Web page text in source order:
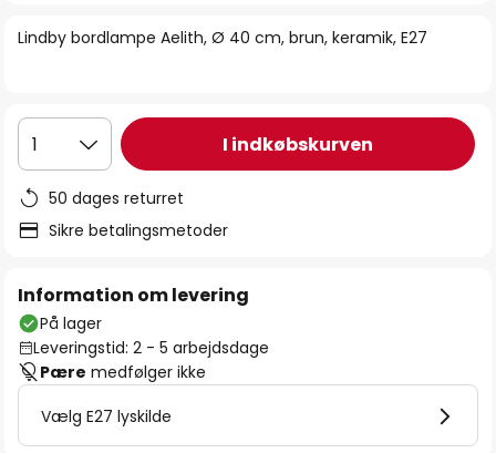
Lindby bordlampe Aelith, Ø 40 cm, brun, keramik, E27
1 I indkøbskurven
50 dages returret
Sikre betalingsmetoder
Information om levering
På lager
Leveringstid: 2 - 5 arbejdsdage
Pære medfølger ikke
Vælg E27 lyskilde